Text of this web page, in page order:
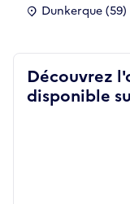
Dunkerque (59)
Découvrez
disponible